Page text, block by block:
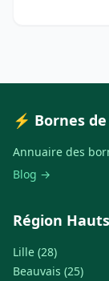
⚡ Bornes
Annuaire des
Blog →
Région
Lille (28)
Beauvais (25)